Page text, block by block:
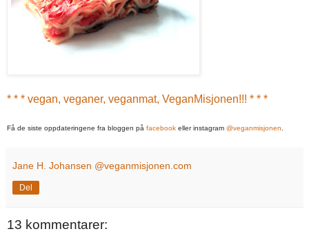
* * * vegan, veganer, veganmat, VeganMisjonen!!! * * *
Få de siste oppdateringene fra bloggen på facebook eller instagram @veganmisjonen.
Jane H. Johansen @veganmisjonen.com
Del
13 kommentarer: